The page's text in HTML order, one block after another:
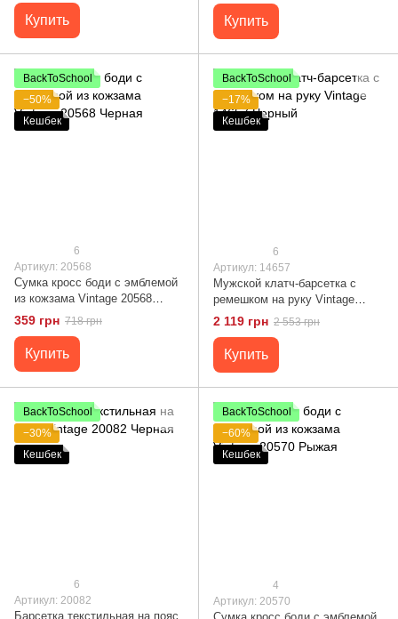
Купить Купить
BackToSchool
−50%
Кешбек
6
Артикул: 20568
Сумка кросс боди с эмблемой
из кожзама Vintage 20568
Черная
359 грн 718 грн
Купить
BackToSchool
−17%
Кешбек
6
Артикул: 14657
Мужской клатч-барсетка с
ремешком на руку Vintage
14657 Черный
2 119 грн 2 553 грн
Купить
BackToSchool
−30%
Кешбек
6
Артикул: 20082
Барсетка текстильная на пояс
BackToSchool
−60%
Кешбек
4
Артикул: 20570